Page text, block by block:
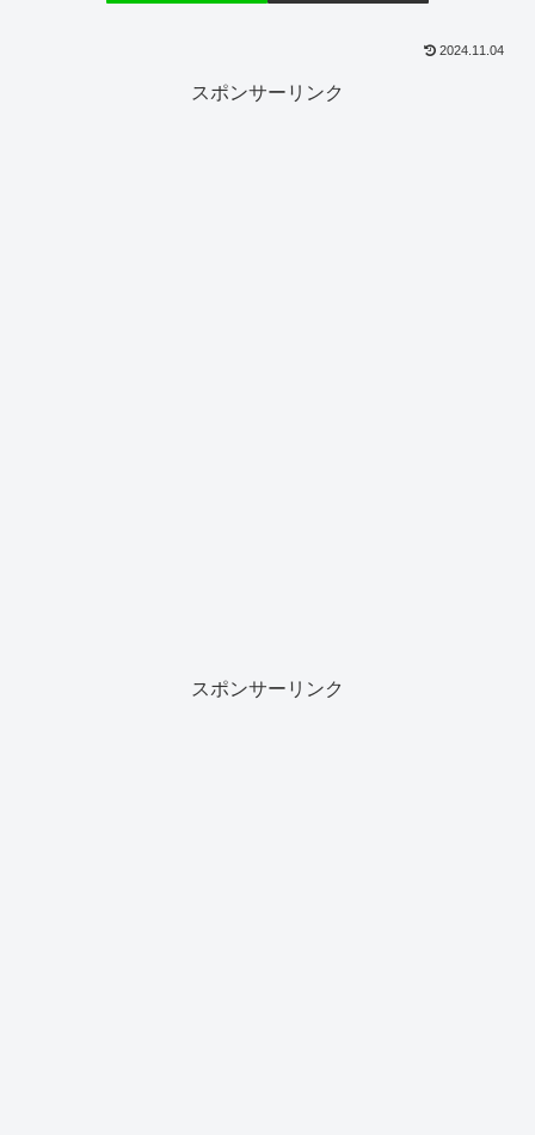
2024.11.04
スポンサーリンク
スポンサーリンク